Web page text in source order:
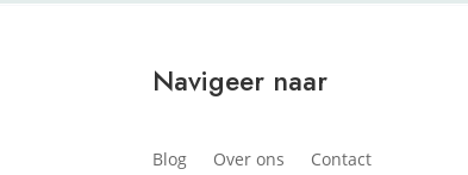
Navigeer naar
Blog Over ons Contact